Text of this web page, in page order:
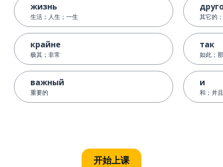
жизнь
生活；人生；一生
крайне
极其；非常
важный
重要的
其它的
так
如此；
и
和；并且
开始上课